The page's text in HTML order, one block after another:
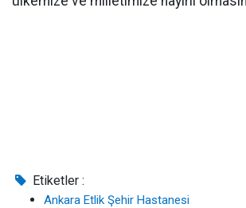
Etiketler :
Ankara Etlik Şehir Hastanesi